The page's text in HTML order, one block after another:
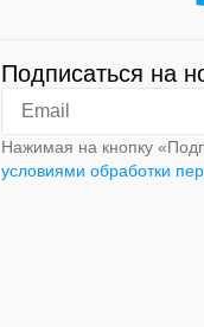
Подписаться на
Нажимая на кнопку
условиями обработки